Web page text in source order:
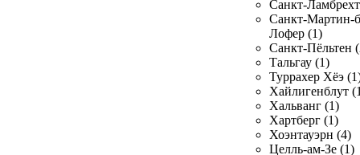
Санкт-
Санкт-Мартин-
Лофер (1)
Санкт-Пёльтен
Тальгау (1)
Туррахер Хёэ
Хайлигенблут
Хальванг (1)
Хартберг (1)
Хоэнтауэрн (4)
Целль-ам-Зе (1)